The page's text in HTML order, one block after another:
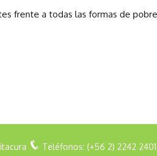
frente a todas las formas de
Teléfonos: (+56 2) 2242 2401